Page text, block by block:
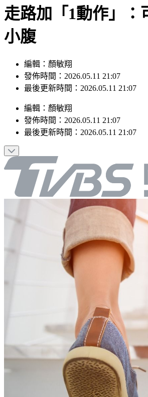
走路加「1動作」：
小腹
編輯：顏敏翔
發佈時間：2026.05.11 21:07
最後更新時間：2026.05.11 21:07
編輯 ： 顏敏翔
發佈時間： 2026.05.11 21:07
最後更新時間： 2026.05.11 21:07